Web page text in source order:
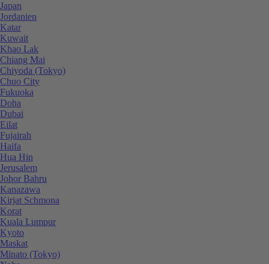
Japan
Jordanien
Katar
Kuwait
Khao Lak
Chiang Mai
Chiyoda (Tokyo)
Chuo City
Fukuoka
Doha
Dubai
Eilat
Fujairah
Haifa
Hua Hin
Jerusalem
Johor Bahru
Kanazawa
Kirjat Schmona
Korat
Kuala Lumpur
Kyoto
Maskat
Minato (Tokyo)